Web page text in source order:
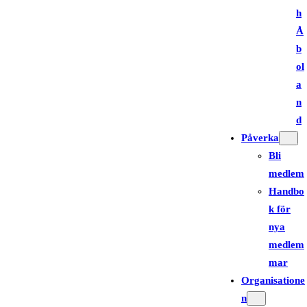
h
Å
b
ol
a
n
d
Påverka
Bli
medlem
Handbo
k för
nya
medlem
mar
Organisatione
n